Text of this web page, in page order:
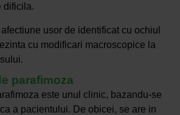
dificila.
usor de identificat cu ochiul
cu modificari macroscopice la
parafimoza
este unul clinic, bazandu-se
a pacientului. De obicei, se are in